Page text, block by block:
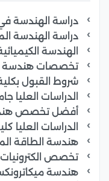
دراسة الهندسة في
دراسة الهندسة
الهندسة
تخصصات هندسة
شروط القبول
الدراسات العليا
أفضل تخصص
الدراسات
هندسة الطاقة
تخصص
هندسة